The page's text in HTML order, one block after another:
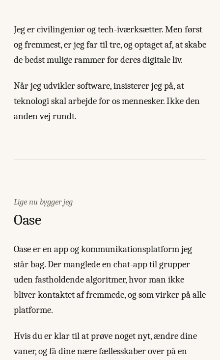
Jeg er civilingeniør og tech-iværksætter. Men først
og fremmest, er jeg far til tre, og optaget af, at skabe
de bedst mulige rammer for deres digitale liv.
Når jeg udvikler software, insisterer jeg på, at
teknologi skal arbejde for os mennesker. Ikke den
anden vej rundt.
Lige nu bygger jeg
Oase
Oase er en app og kommunikationsplatform jeg
står bag. Der manglede en chat-app til grupper
uden fastholdende algoritmer, hvor man ikke
bliver kontaktet af fremmede, og som virker på alle
platforme.
Hvis du er klar til at prøve noget nyt, ændre dine
vaner, og få dine nære fællesskaber over på en